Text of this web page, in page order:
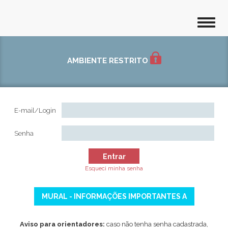
AMBIENTE RESTRITO
E-mail/Login
Senha
Entrar
Esqueci minha senha
MURAL - INFORMAÇÕES IMPORTANTES A
Aviso para orientadores: caso não tenha senha cadastrada,